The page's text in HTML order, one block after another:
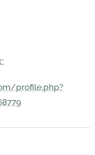
profile.php?